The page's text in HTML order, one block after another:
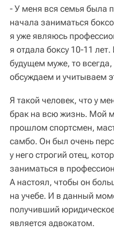
- У меня вся семья была
начала заниматься
я уже являюсь
я отдала боксу 10-11
будущем муже, то всегда,
обсуждаем и учитываем
Я такой человек, что у
брак на всю жизнь. Мой
прошлом спортсмен,
самбо. Он был очень
у него строгий отец,
заниматься в
А настоял, чтобы он
на учебе. И в данный
получивший
является адвокатом.